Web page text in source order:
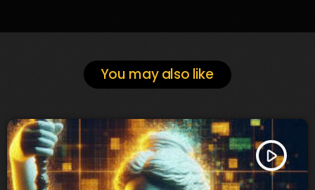
You may also like
play_arrow